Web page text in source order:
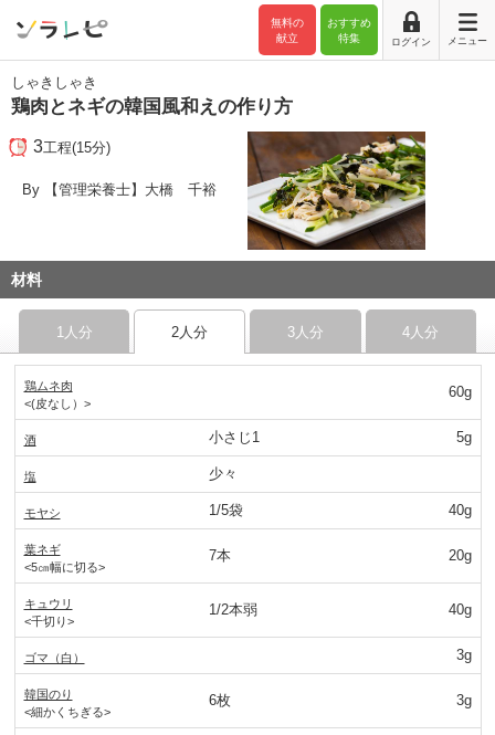
おすすめ
特集
無料の
献立
ログイン メニュー
しゃきしゃき
鶏肉とネギの韓国風和えの作り方
3工程(15分)
By 【管理栄養士】大橋 千裕
材料
1人分 2人分 3人分 4人分
鶏ムネ肉
<(皮なし）>
60g
酒 小さじ1 5g
塩 少々
モヤシ 1/5袋 40g
葉ネギ
<5㎝幅に切る>
7本 20g
キュウリ
<千切り>
1/2本弱 40g
ゴマ（白） 3g
韓国のり
<細かくちぎる>
6枚 3g